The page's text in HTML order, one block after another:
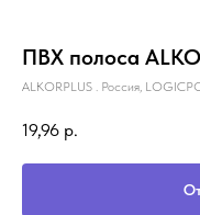
ПВХ полоса
ALKORPLUS . Россия,
19,96 р.